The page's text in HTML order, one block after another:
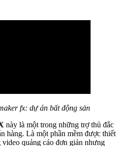
fx: dự án bất động sản
này là một trong những trợ thủ đắc
hàng. Là một phần mềm được thiết
quảng cáo đơn giản nhưng